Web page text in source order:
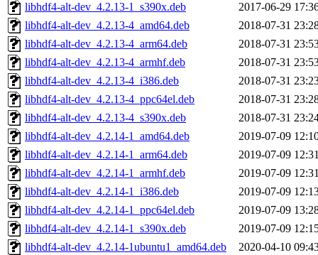
libhdf4-alt-dev_4.2.13-1_s390x.deb
2017-06-29
libhdf4-alt-dev_4.2.13-4_amd64.deb
2018-07-31
libhdf4-alt-dev_4.2.13-4_arm64.deb
2018-07-31
libhdf4-alt-dev_4.2.13-4_armhf.deb
2018-07-31
libhdf4-alt-dev_4.2.13-4_i386.deb
2018-07-31
libhdf4-alt-dev_4.2.13-4_ppc64el.deb
2018-07-31
libhdf4-alt-dev_4.2.13-4_s390x.deb
2018-07-31
libhdf4-alt-dev_4.2.14-1_amd64.deb
2019-07-09
libhdf4-alt-dev_4.2.14-1_arm64.deb
2019-07-09
libhdf4-alt-dev_4.2.14-1_armhf.deb
2019-07-09
libhdf4-alt-dev_4.2.14-1_i386.deb
2019-07-09
libhdf4-alt-dev_4.2.14-1_ppc64el.deb
2019-07-09
libhdf4-alt-dev_4.2.14-1_s390x.deb
2019-07-09
libhdf4-alt-dev_4.2.14-1ubuntu1_amd64.deb
2020-04-10